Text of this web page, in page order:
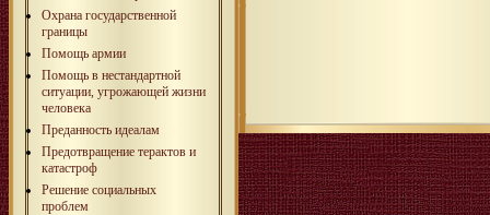
Охрана государственной
границы
Помощь армии
Помощь в нестандартной
ситуации, угрожающей жизни
человека
Преданность идеалам
Предотвращение терактов и
катастроф
Решение социальных
проблем